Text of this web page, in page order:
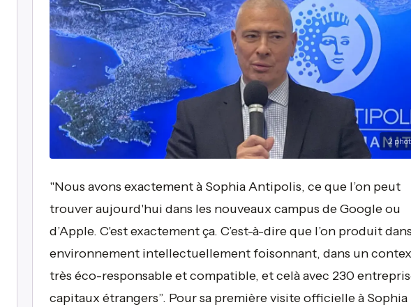
2
"Nous avons exactement à Sophia Antipolis, ce que l’on peut
trouver aujourd'hui dans les nouveaux campus de Google ou
d’Apple. C'est exactement ça. C’est-à-dire que l’on produit
environnement intellectuellement foisonnant, dans un
très éco-responsable et compatible, et celà avec 230
capitaux étrangers”. Pour sa première visite officielle à Sophia